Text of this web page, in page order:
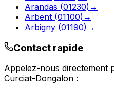
Arandas (01230) →
Arbent (01100) →
Arbigny (01190) →
Contact rapide
Appelez-nous directement
Curciat-Dongalon :